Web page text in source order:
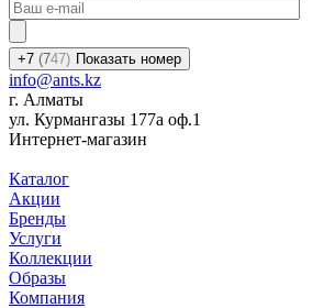
+7 (747) Показать номер
info@ants.kz
г. Алматы
ул. Курмангазы 177а оф.1
Интернет-магазин
Каталог
Акции
Бренды
Услуги
Коллекции
Образы
Компания